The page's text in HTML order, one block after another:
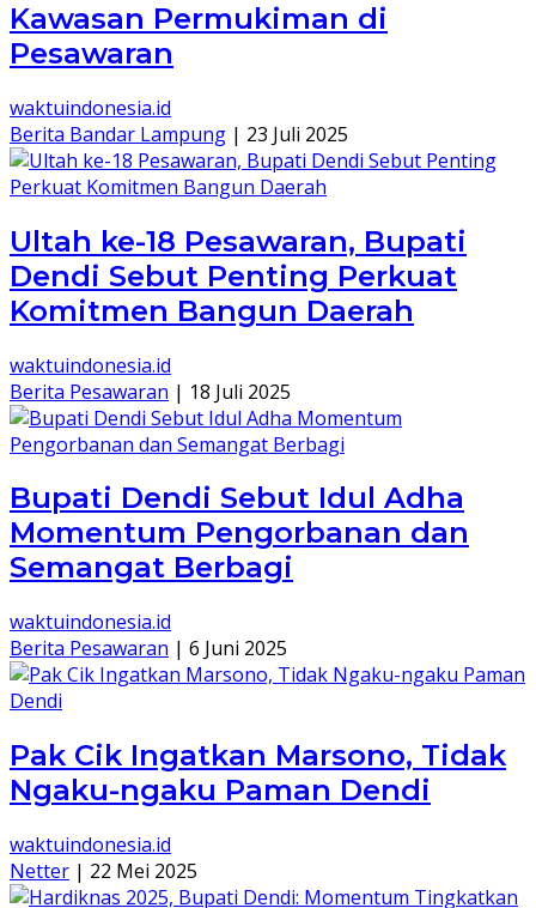
Kawasan Permukiman di
Pesawaran
waktuindonesia.id
Berita Bandar Lampung | 23 Juli 2025
Ultah ke-18 Pesawaran, Bupati
Dendi Sebut Penting Perkuat
Komitmen Bangun Daerah
waktuindonesia.id
Berita Pesawaran | 18 Juli 2025
Bupati Dendi Sebut Idul Adha
Momentum Pengorbanan dan
Semangat Berbagi
waktuindonesia.id
Berita Pesawaran | 6 Juni 2025
Pak Cik Ingatkan Marsono, Tidak
Ngaku-ngaku Paman Dendi
waktuindonesia.id
Netter | 22 Mei 2025